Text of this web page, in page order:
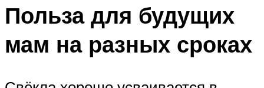
Польза для будущих
мам на разных сроках